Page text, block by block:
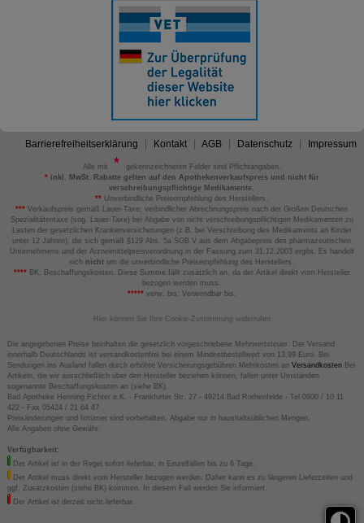
Barrierefreiheitserklärung Kontakt AGB Datenschutz Impressum
Alle mit
gekennzeichneten Felder sind Pflichtangaben.
*inkl. MwSt. Rabatte gelten auf den Apothekenverkaufspreis und nicht für
verschreibungspflichtige Medikamente.
** Unverbindliche Preisempfehlung des Herstellers.
*** Verkaufspreis gemäß Lauer-Taxe; verbindlicher Abrechnungspreis nach der Großen Deutschen
Spezialitätentaxe (sog. Lauer-Taxe) bei Abgabe von nicht verschreibungspflichtigen Medikamenten zu
Lasten der gesetzlichen Krankenversicherungen (z.B. bei Verschreibung des Medikaments an Kinder
unter 12 Jahren), die sich gemäß §129 Abs. 5a SGB V aus dem Abgabepreis des pharmazeutischen
Unternehmens und der Arzneimittelpreisverordnung in der Fassung zum 31.12.2003 ergibt. Es handelt
sich nicht um die unverbindliche Preisempfehlung des Herstellers.
****BK: Beschaffungskosten. Diese Summe fällt zusätzlich an, da der Artikel direkt vom Hersteller
bezogen werden muss.
*****verw. bis: Verwendbar bis.
Hier können Sie Ihre Cookie-Zustimmung widerrufen
Die angegebenen Preise beinhalten die gesetzlich vorgeschriebene Mehrwertsteuer. Der Versand
innerhalb Deutschlands ist versandkostenfrei bei einem Mindestbestellwert von 13,99 Euro. Bei
Sendungen ins Ausland fallen durch erhöhte Versicherungsgebühren Mehrkosten an VersandkostenBei
Artikeln, die wir ausschließlich über den Hersteller beziehen können, fallen unter Umständen
sogenannte Beschaffungskosten an (siehe BK).
Bad Apotheke Henning Fichter e.K. - Frankfurter Str. 27 - 49214 Bad Rothenfelde - Tel 0800 / 10 11
422 - Fax 05424 / 21 64 47
Preisänderungen und Irrtümer sind vorbehalten. Abgabe nur in haushaltsüblichen Mengen.
Alle Angaben ohne Gewähr.
Verfügbarkeit:
Der Artikel ist in der Regel sofort lieferbar, in Einzelfällen bis zu 6 Tage.
Der Artikel muss direkt vom Hersteller bezogen werden. Daher kann es zu längeren Lieferzeiten und
ggf. Zusatzkosten (siehe BK) kommen. In diesem Fall werden Sie informiert.
Der Artikel ist derzeit nicht lieferbar.